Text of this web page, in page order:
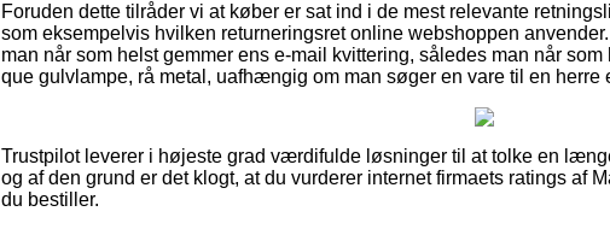
Foruden dette tilråder vi at køber er sat ind i de mest relevante
som eksempelvis hvilken returneringsret online webshoppen
man når som helst gemmer ens e-mail kvittering, således man når
que gulvlampe, rå metal, uafhængig om man søger en vare til en herre
Trustpilot leverer i højeste grad værdifulde løsninger til at tolke en
og af den grund er det klogt, at du vurderer internet firmaets ratings af
du bestiller.